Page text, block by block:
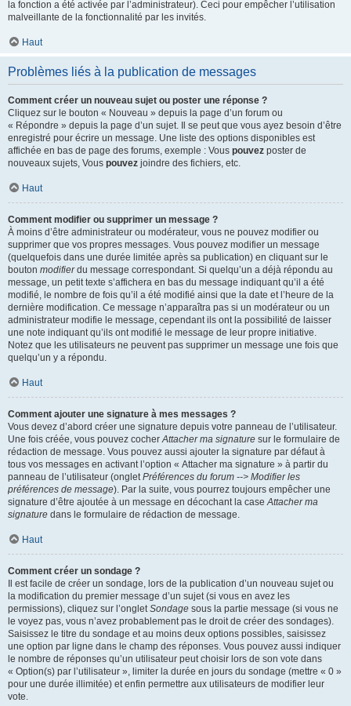
la fonction a été activée par l’administrateur). Ceci pour empêcher l’utilisation
malveillante de la fonctionnalité par les invités.
Haut
Problèmes liés à la publication de messages
Comment créer un nouveau sujet ou poster une réponse ?
Cliquez sur le bouton « Nouveau » depuis la page d’un forum ou
« Répondre » depuis la page d’un sujet. Il se peut que vous ayez besoin d’être
enregistré pour écrire un message. Une liste des options disponibles est
affichée en bas de page des forums, exemple : Vous pouvez poster de
nouveaux sujets, Vous pouvez joindre des fichiers, etc.
Haut
Comment modifier ou supprimer un message ?
À moins d’être administrateur ou modérateur, vous ne pouvez modifier ou
supprimer que vos propres messages. Vous pouvez modifier un message
(quelquefois dans une durée limitée après sa publication) en cliquant sur le
bouton modifierdu message correspondant. Si quelqu’un a déjà répondu au
message, un petit texte s’affichera en bas du message indiquant qu’il a été
modifié, le nombre de fois qu’il a été modifié ainsi que la date et l’heure de la
dernière modification. Ce message n’apparaîtra pas si un modérateur ou un
administrateur modifie le message, cependant ils ont la possibilité de laisser
une note indiquant qu’ils ont modifié le message de leur propre initiative.
Notez que les utilisateurs ne peuvent pas supprimer un message une fois que
quelqu’un y a répondu.
Haut
Comment ajouter une signature à mes messages ?
Vous devez d’abord créer une signature depuis votre panneau de l’utilisateur.
Une fois créée, vous pouvez cocherAttacher ma signature sur le formulaire de
rédaction de message. Vous pouvez aussi ajouter la signature par défaut à
tous vos messages en activant l’option « Attacher ma signature » à partir du
panneau de l’utilisateur (ongletPréférences du forum --> Modifier les
préférences de message). Par la suite, vous pourrez toujours empêcher une
signature d’être ajoutée à un message en décochant la caseAttacher ma
signature dans le formulaire de rédaction de message.
Haut
Comment créer un sondage ?
Il est facile de créer un sondage, lors de la publication d’un nouveau sujet ou
la modification du premier message d’un sujet (si vous en avez les
permissions), cliquez sur l’ongletSondage sous la partie message (si vous ne
le voyez pas, vous n’avez probablement pas le droit de créer des sondages).
Saisissez le titre du sondage et au moins deux options possibles, saisissez
une option par ligne dans le champ des réponses. Vous pouvez aussi indiquer
le nombre de réponses qu’un utilisateur peut choisir lors de son vote dans
« Option(s) par l’utilisateur », limiter la durée en jours du sondage (mettre « 0 »
pour une durée illimitée) et enfin permettre aux utilisateurs de modifier leur
vote.